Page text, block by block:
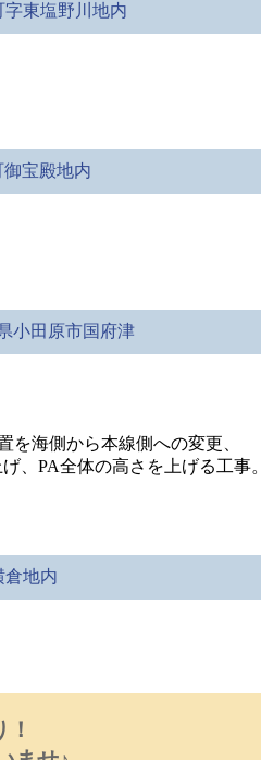
字東塩野川地内
御宝殿地内
小田原市国府津
海側から本線側への変更、
、PA全体の高さを上げる工事。
倉地内